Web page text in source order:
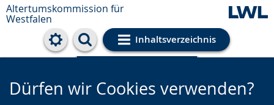
Altertumskommission für
Westfalen
Inhaltsverzeichnis
Cookie-Einstellungen
Dürfen wir Cookies verwenden?